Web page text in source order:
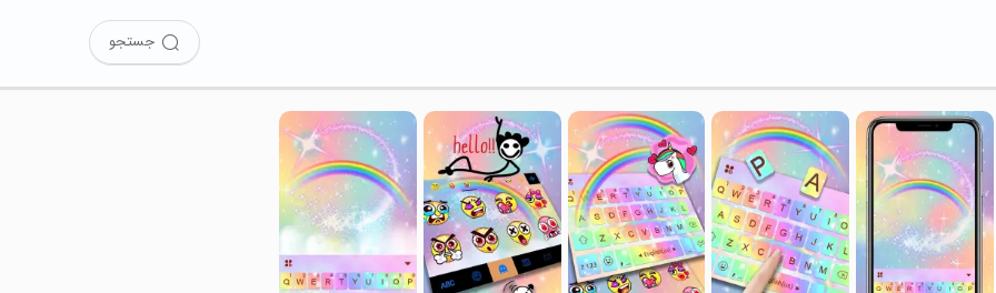
جستجو